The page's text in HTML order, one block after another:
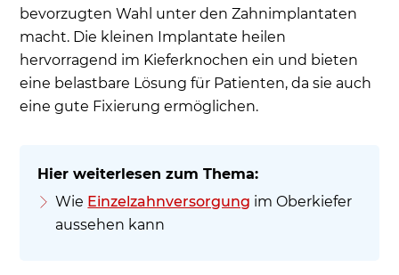
bevorzugten Wahl unter den Zahnimplantaten
macht. Die kleinen Implantate heilen
hervorragend im Kieferknochen ein und bieten
eine belastbare Lösung für Patienten, da sie auch
eine gute Fixierung ermöglichen.
Wie Einzelzahnversorgung im Oberkiefer
aussehen kann